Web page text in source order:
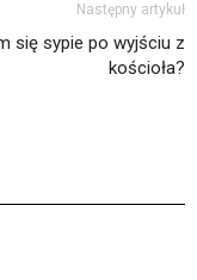
Następny artykuł
się sypie po wyjściu z
kościoła?